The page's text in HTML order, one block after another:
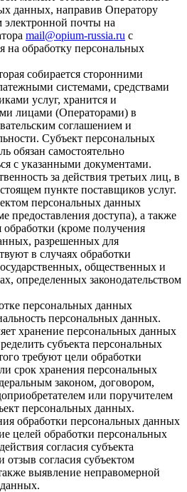
данных, направив Оператору
электронной почты на
mail@opium-russia.ru с
на обработку персональных
собирается сторонними
системами, средствами
услуг, хранится и
лицами (Операторами) в
соглашением и
Субъект персональных
обязан самостоятельно
с указанными документами.
за действия третьих лиц, в
пункте поставщиков услуг.
персональных данных
предоставления доступа), а также
обработки (кроме получения
разрешенных для
в случаях обработки
общественных и
определенных законодательством
персональных данных
персональных данных.
хранение персональных данных
субъекта персональных
требуют цели обработки
срок хранения персональных
законом, договором,
или поручителем
персональных данных.
обработки персональных данных
целей обработки персональных
согласия субъекта
согласия субъектом
выявление неправомерной